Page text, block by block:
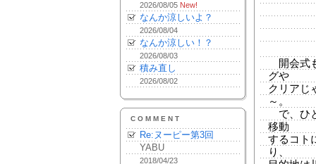
2026/08/05 New!
なんか涼しいよ？
2026/08/04
なんか涼しい！？
2026/08/03
積み直し
2026/08/02
COMMENT
Re:ヌーピー第3回
YABU
2018/04/23
開会式
グや
クリアじ
～。
で、ひ
移動
するコト
り、